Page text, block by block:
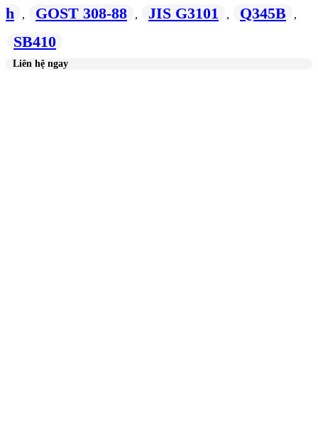
h
, GOST 308-88 , JIS G3101 , Q345B ,
SB410
Liên hệ ngay